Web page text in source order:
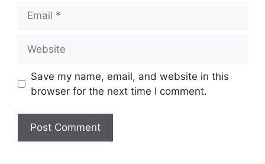
Save my name, email, and website in this
browser for the next time I comment.